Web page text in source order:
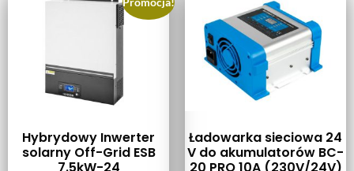
Hybrydowy Inwerter
solarny Off-Grid ESB
7.5kW-24
Ładowarka sieciowa 24
V do akumulatorów BC-
20 PRO 10A (230V/24V)